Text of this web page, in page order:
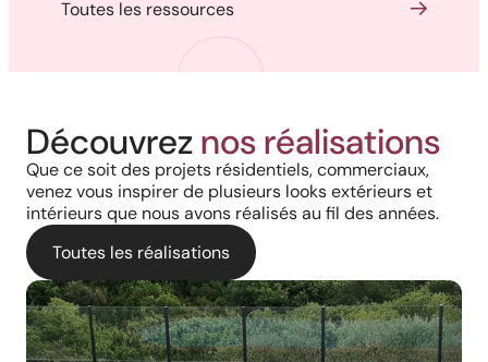
Toutes les ressources
Découvreznos réalisations
Que ce soit des projets résidentiels, commerciaux,
venez vous inspirer de plusieurs looks extérieurs et
intérieurs que nous avons réalisés au fil des années.
Toutes les réalisations